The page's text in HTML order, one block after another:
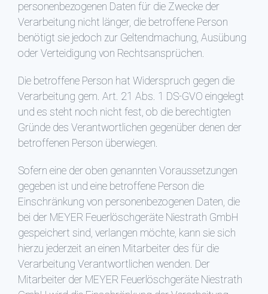
personenbezogenen Daten für die Zwecke der
Verarbeitung nicht länger, die betroffene Person
benötigt sie jedoch zur Geltendmachung, Ausübung
oder Verteidigung von Rechtsansprüchen.
Die betroffene Person hat Widerspruch gegen die
Verarbeitung gem. Art. 21 Abs. 1 DS-GVO eingelegt
und es steht noch nicht fest, ob die berechtigten
Gründe des Verantwortlichen gegenüber denen der
betroffenen Person überwiegen.
Sofern eine der oben genannten Voraussetzungen
gegeben ist und eine betroffene Person die
Einschränkung von personenbezogenen Daten, die
bei der MEYER Feuerlöschgeräte Niestrath GmbH
gespeichert sind, verlangen möchte, kann sie sich
hierzu jederzeit an einen Mitarbeiter des für die
Verarbeitung Verantwortlichen wenden. Der
Mitarbeiter der MEYER Feuerlöschgeräte Niestrath